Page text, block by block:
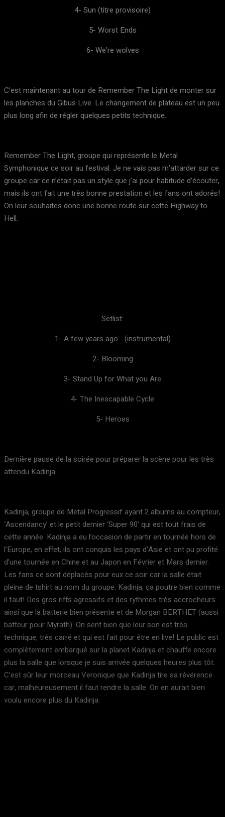
4- Sun (titre provisoire)
5- Worst Ends
6- We’re wolves
C’est maintenant au tour de Remember The Light de monter sur
les planches du Gibus Live. Le changement de plateau est un peu
plus long afin de régler quelques petits technique.
Remember The Light, groupe qui représente le Metal
Symphonique ce soir au festival. Je ne vais pas m’attarder sur ce
groupe car ce n’était pas un style que j’ai pour habitude d’écouter,
mais ils ont fait une très bonne prestation et les fans ont adorés!
On leur souhaites donc une bonne route sur cette Highway to
Hell.
Setlist:
1- A few years ago… (instrumental)
2- Blooming
3- Stand Up for What you Are
4- The Inescapable Cycle
5- Heroes
Dernière pause de la soirée pour préparer la scène pour les très
attendu Kadinja.
Kadinja, groupe de Metal Progressif ayant 2 albums au compteur,
‘Ascendancy’ et le petit dernier ‘Super 90’ qui est tout frais de
cette année. Kadinja a eu l’occasion de partir en tournée hors de
l’Europe, en effet, ils ont conquis les pays d’Asie et ont pu profité
d’une tournée en Chine et au Japon en Février et Mars dernier.
Les fans ce sont déplacés pour eux ce soir car la salle était
pleine de tshirt au nom du groupe. Kadinja, ça poutre bien comme
il faut! Des gros riffs agressifs et des rythmes très accrocheurs
ainsi que la batterie bien présente et de Morgan BERTHET (aussi
batteur pour Myrath). On sent bien que leur son est très
technique, très carré et qui est fait pour être en live! Le public est
complètement embarqué sur la planet Kadinja et chauffe encore
plus la salle que lorsque je suis arrivée quelques heures plus tôt.
C’est sûr leur morceau Veronique que Kadinja tire sa révérence
car, malheureusement il faut rendre la salle. On en aurait bien
voulu encore plus du Kadinja.